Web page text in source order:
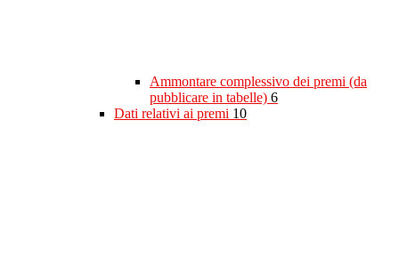
Ammontare complessivo dei premi (da
pubblicare in tabelle) 6
Dati relativi ai premi 10